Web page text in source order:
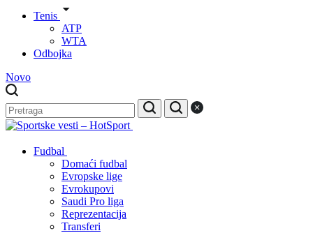
Tenis
ATP
WTA
Odbojka
Novo
Fudbal
Domaći fudbal
Evropske lige
Evrokupovi
Saudi Pro liga
Reprezentacija
Transferi